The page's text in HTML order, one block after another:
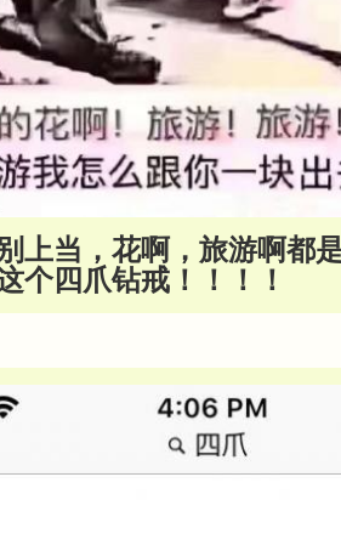
上当，花啊，旅游啊都
个四爪钻戒！！！！